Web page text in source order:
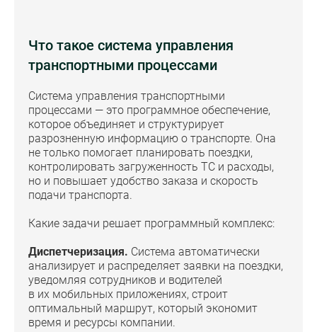
Что такое система управления
транспортными процессами
Система управления транспортными
процессами — это программное обеспечение,
которое объединяет и структурирует
разрозненную информацию о транспорте. Она
не только помогает планировать поездки,
контролировать загруженность ТС и расходы,
но и повышает удобство заказа и скорость
подачи транспорта.
Какие задачи решает программный комплекс:
Диспетчеризация. Система автоматически
анализирует и распределяет заявки на поездки,
уведомляя сотрудников и водителей
в их мобильных приложениях, строит
оптимальный маршрут, который экономит
время и ресурсы компании.